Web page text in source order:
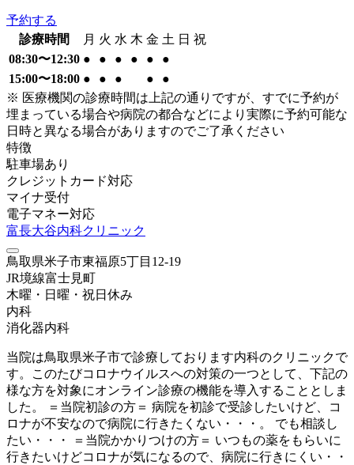
予約する
診療時間
月 火 水 木 金 土 日 祝
08:30〜12:30 ● ● ● ● ●
●
15:00〜18:00 ● ● ● ●
●
※ 医療機関の診療時間は上記の通りですが、すでに予約が
埋まっている場合や病院の都合などにより実際に予約可能な
日時と異なる場合がありますのでご了承ください
特徴
駐車場あり
クレジットカード対応
マイナ受付
電子マネー対応
富長大谷内科クリニック
鳥取県米子市東福原5丁目12-19
JR境線富士見町
木曜・日曜・祝日 休み
内科
消化器内科
当院は鳥取県米子市で診療しております内科のクリニックで
す。このたびコロナウイルスへの対策の一つとして、下記の
様な方を対象にオンライン診療の機能を導入することとしま
した。 ＝当院初診の方＝ 病院を初診で受診したいけど、コ
ロナが不安なので病院に行きたくない・・・。 でも相談し
たい・・・ ＝当院かかりつけの方＝ いつもの薬をもらいに
行きたいけどコロナが気になるので、病院に行きにくい・・